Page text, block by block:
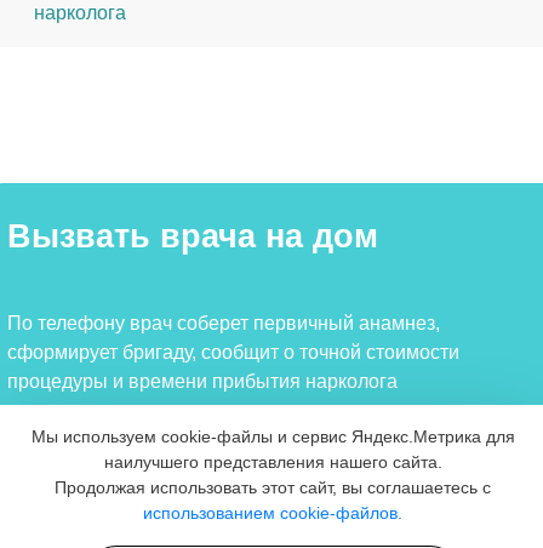
нарколога
Вызвать врача на дом
По телефону врач соберет первичный анамнез,
сформирует бригаду, сообщит о точной стоимости
процедуры и времени прибытия нарколога
Ваше имя
Мы используем cookie-файлы и сервис Яндекс.Метрика для
наилучшего представления нашего сайта.
Продолжая использовать этот сайт, вы соглашаетесь с
использованием cookie-файлов.